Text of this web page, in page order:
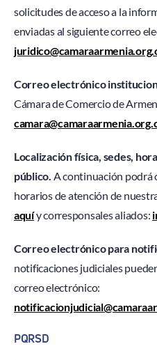
solicitudes de acceso a la
enviadas al siguiente correo
Correo electrónico
Cámara de Comercio de
Localización física, sedes,
público. A continuación podrá
horarios de atención de
aquíy corresponsales aliados:
Correo electrónico para
notificaciones judiciales
correo electrónico:
PQRSD